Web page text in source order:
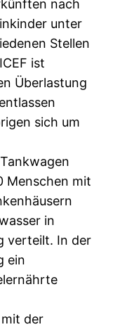
nach
unter
Stellen
ist
Überlastung
sich um
Menschen mit
in
verteilt. In der
ein
der